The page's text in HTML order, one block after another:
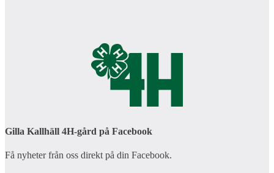
Gilla Kallhäll 4H-gård på Facebook
Få nyheter från oss direkt på din Facebook.